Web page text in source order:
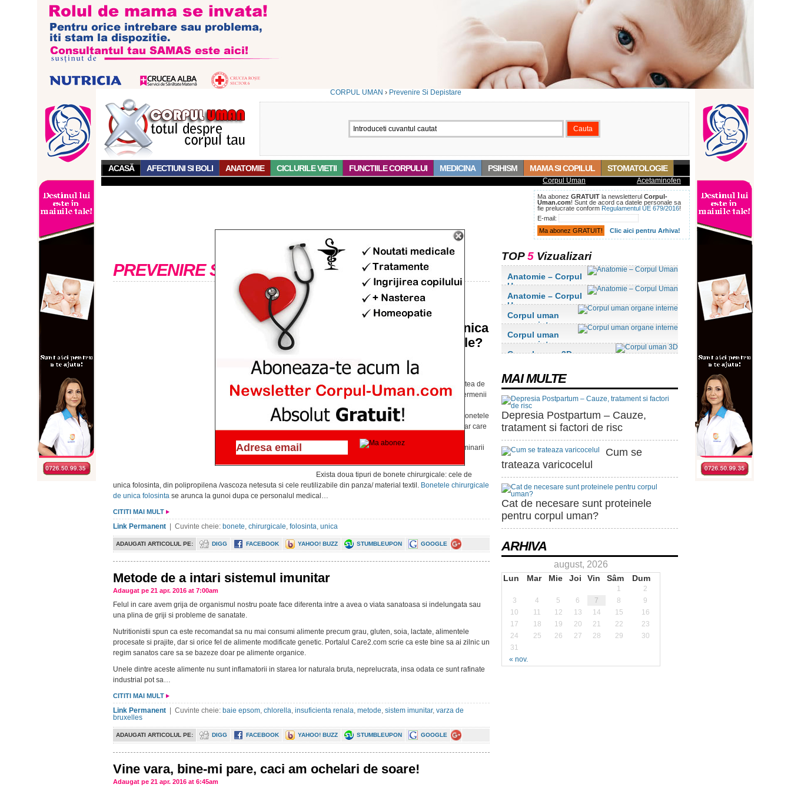
CORPUL UMAN › Prevenire Si Depistare
ACASĂ AFECTIUNI SI BOLI ANATOMIE CICLURILE VIETII FUNCTIILE CORPULUI MEDICINA PSIHISM MAMA SI COPILUL STOMATOLOGIE
Corpul Uman Acetaminofen
Ma abonez GRATUIT la newsletterul Corpul-
Uman.com! Sunt de acord ca datele personale sa
fie prelucrate conform Regulamentul UE 679/2016!
E-mail:
Clic aici pentru Arhiva!
PREVENIRE SI DEPISTARE
Bonete Chirugicale de Unica
Folosinta sau Reutilizabile?
Care sunt mai eficiente?
Adaugat pe 30 sept. 2021 at 5:50pm
Bonetele chirurgicale fac parte din imbracamintea de
protectie medicala si au rolul de a impiedica germenii
din parul sau scalpul personalului medical sa
contamineze sala de operatii. De asemenea, bonetele
chirurgicale protejeaza pacientul de firele de par care
ar putea cadea in timpul operatiei. Bonetele
protejeaza si echipa medicala impotriva contaminarii
Exista doua tipuri de bonete chirurgicale: cele de
unica folosinta, din polipropilena /vascoza netesuta si cele reutilizabile din panza/ material textil. Bonetele chirurgicale
de unica folosinta se arunca la gunoi dupa ce personalul medical…
CITITI MAI MULT
Link Permanent | Cuvinte cheie: bonete, chirurgicale, folosinta, unica
ADAUGATI ARTICOLUL PE: DIGG FACEBOOK YAHOO! BUZZ STUMBLEUPON GOOGLE
Metode de a intari sistemul imunitar
Adaugat pe 21 apr. 2016 at 7:00am
Felul in care avem grija de organismul nostru poate face diferenta intre a avea o viata sanatoasa si indelungata sau
una plina de griji si probleme de sanatate.
Nutritionistii spun ca este recomandat sa nu mai consumi alimente precum grau, gluten, soia, lactate, alimentele
procesate si prajite, dar si orice fel de alimente modificate genetic. Portalul Care2.com scrie ca este bine sa ai zilnic un
regim sanatos care sa se bazeze doar pe alimente organice.
Unele dintre aceste alimente nu sunt inflamatorii in starea lor naturala bruta, neprelucrata, insa odata ce sunt rafinate
industrial pot sa…
CITITI MAI MULT
Link Permanent | Cuvinte cheie: baie epsom, chlorella, insuficienta renala, metode, sistem imunitar, varza de
bruxelles
ADAUGATI ARTICOLUL PE: DIGG FACEBOOK YAHOO! BUZZ STUMBLEUPON GOOGLE
Vine vara, bine-mi pare, caci am ochelari de soare!
Adaugat pe 21 apr. 2016 at 6:45am
TOP5 Vizualizari
Anatomie – Corpul
Uman
Anatomie – Corpul
Uman
Corpul uman
organe interne
Corpul uman
organe interne
Corpul uman 3D
MAI MULTE
Depresia Postpartum – Cauze,
tratament si factori de risc
Cum se
trateaza varicocelul
Cat de necesare sunt proteinele
pentru corpul uman?
ARHIVA
august, 2026
Lun Mar Mie Joi Vin Sâm Dum
« nov.
1
2
3
4 5 6 7 8
9
10
11 12 13 14 15
16
17
18 19 20 21 22
23
24
25 26 27 28 29
30
31